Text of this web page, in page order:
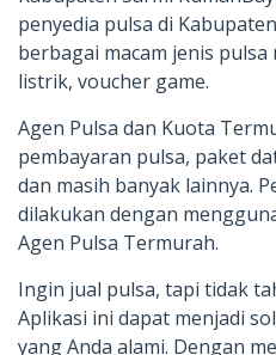
penyedia pulsa di
berbagai macam jenis
listrik, voucher game.
Agen Pulsa dan Kuota
pembayaran pulsa, paket
dan masih banyak lainnya.
dilakukan dengan
Agen Pulsa Termurah.
Ingin jual pulsa, tapi tidak
Aplikasi ini dapat menjadi
yang Anda alami. Dengan